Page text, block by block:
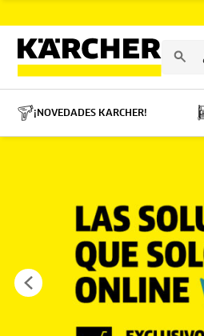
¡NOVEDADES KARCHER!